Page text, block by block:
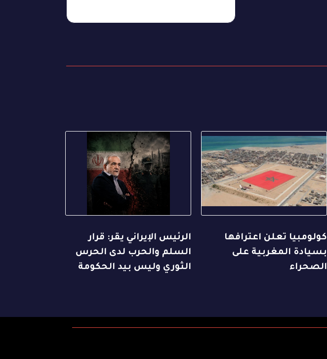
كولومبيا تعلن اعترافها
بسيادة المغربية على
الصحراء
الرئيس الإيراني يقر: قرار
السلم والحرب لدى الحرس
الثوري وليس بيد الحكومة